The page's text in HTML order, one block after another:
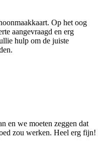
Op het oog
aangevraagd en erg
hulp om de juiste
en we moeten zeggen dat
zou werken. Heel erg fijn!